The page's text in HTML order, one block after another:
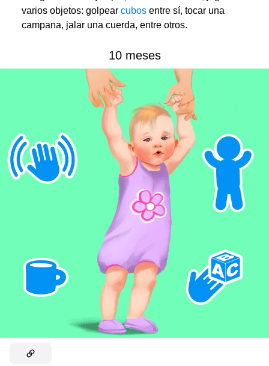
varios objetos: golpear cubos entre sí, tocar una
campana, jalar una cuerda, entre otros.
10 meses